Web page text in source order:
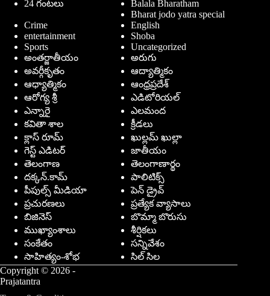
24 గంటలు
Balala Bharatham
Bharat jodo yatra special
Crime
English
entertainment
Shoba
Sports
Uncategorized
అంతర్జాతీయం
అరుగు
అవర్గీకృతం
ఆద్యాత్మికం
ఆధ్యాత్మికం
ఆంధ్రప్రదేశ్
ఆరోగ్య శ్రీ
ఎడిటోరియల్
ఎన్నారై
ఎలమంద
కవితా శాల
క్రీడలు
క్లాస్ రూమ్
ఖుల్లమ్ ఖుల్లా
గెస్ట్ ఎడిటర్
జాతీయం
తెలంగాణ
తెలంగాణార్థం
దక్కన్.కామ్
పాలిటిక్స్
పీపుల్స్ ‌మీడియా
పెన్ డ్రైవ్
ప్రచురణలు
ప్రత్యేక వ్యాసాలు
బిజినెస్
బొమ్మా బొరుసు
ముఖ్యాంశాలు
శీర్షికలు
సంకేతం
సన్నివేశం
సాహిత్యం-శోభ
సిల్ సిల
Copyright © 2026 -
Prajatantra